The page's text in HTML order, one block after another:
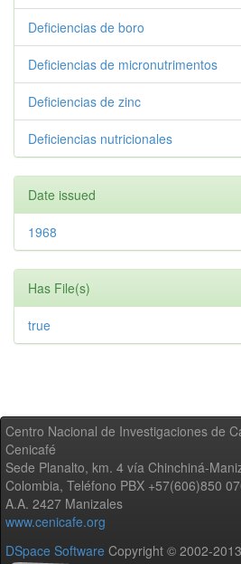
Deficiencias de boro
Deficiencias de micronutrimentos
Deficiencias de zinc
Deficiencias nutricionales
Date issued
1968
Has File(s)
true
Centro Nacional de Investigaciones de
Cenicafé
Sede Planalto, km. 4 vía Chinchiná-
Colombia, Teléfono PBX +57(606)850
A.A. 2427 Manizales
www.cenicafe.org
DSpace Software Copyright © 2002-2013